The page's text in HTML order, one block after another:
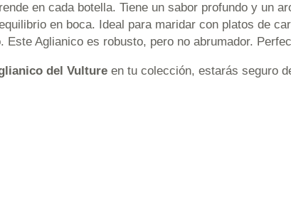
en cada botella. Tiene un sabor profundo y un
en boca. Ideal para maridar con platos de
Aglianico es robusto, pero no abrumador.
del Vulture en tu colección, estarás seguro